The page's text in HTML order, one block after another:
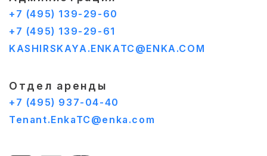
+7 (495) 139-29-60
+7 (495) 139-29-61
KASHIRSKAYA.ENKATC@ENKA.COM
Отдел аренды
+7 (495) 937-04-40
Tenant.EnkaTC@enka.com